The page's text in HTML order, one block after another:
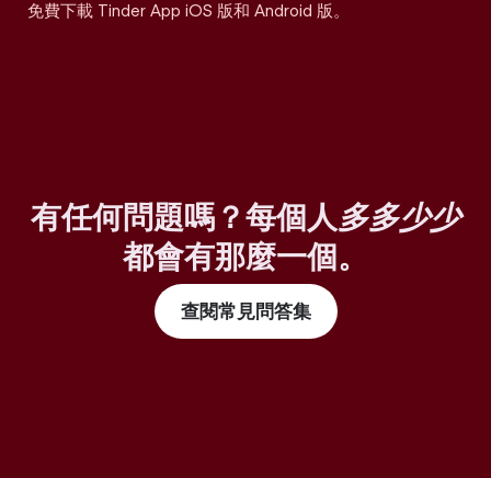
免費下載 Tinder App iOS 版和 Android 版。
有任何問題嗎？每個人多多少少
都會有那麼一個。
查閱常見問答集